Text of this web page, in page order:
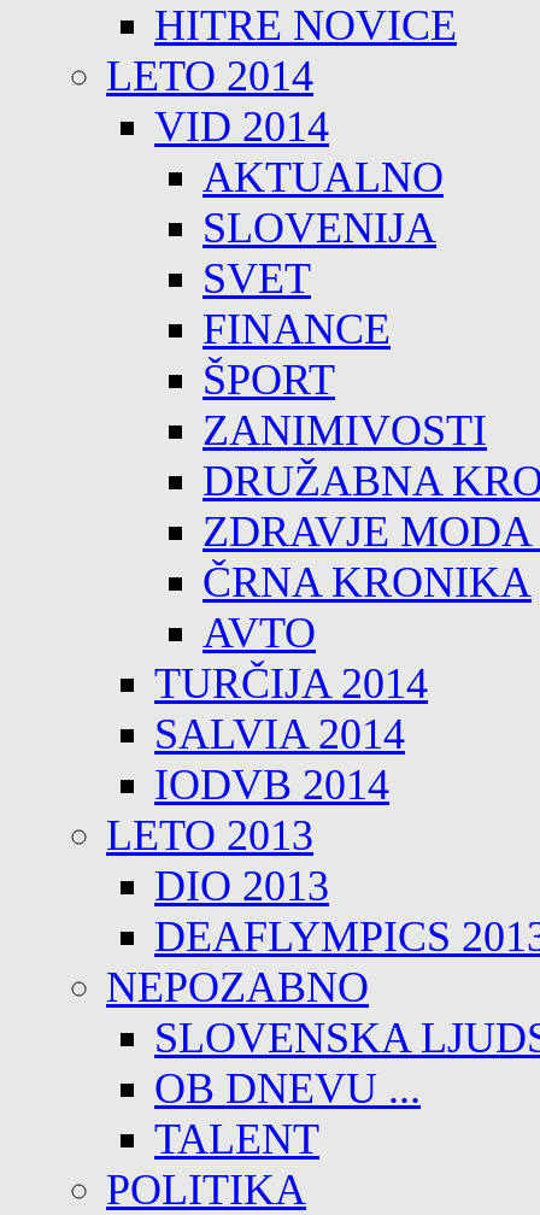
HITRE NOVICE
LETO 2014
VID 2014
AKTUALNO
SLOVENIJA
SVET
FINANCE
ŠPORT
ZANIMIVOSTI
DRUŽABNA
ZDRAVJE
ČRNA KRONIKA
AVTO
TURČIJA 2014
SALVIA 2014
IODVB 2014
LETO 2013
DIO 2013
DEAFLYMPICS
NEPOZABNO
SLOVENSKA
OB DNEVU ...
TALENT
POLITIKA